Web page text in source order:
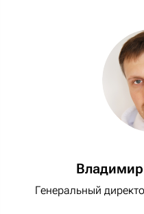
Генеральный